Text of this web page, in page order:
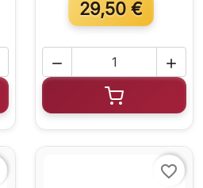
carrello
29,50 €


Aggiungi al
favorite_border